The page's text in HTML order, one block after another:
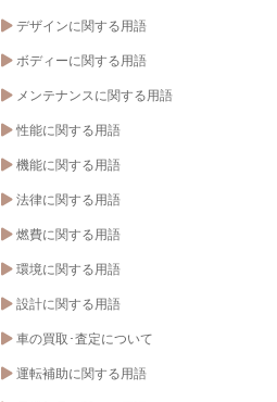
デザインに関する用語
ボディーに関する用語
メンテナンスに関する用語
性能に関する用語
機能に関する用語
法律に関する用語
燃費に関する用語
環境に関する用語
設計に関する用語
車の買取･査定について
運転補助に関する用語